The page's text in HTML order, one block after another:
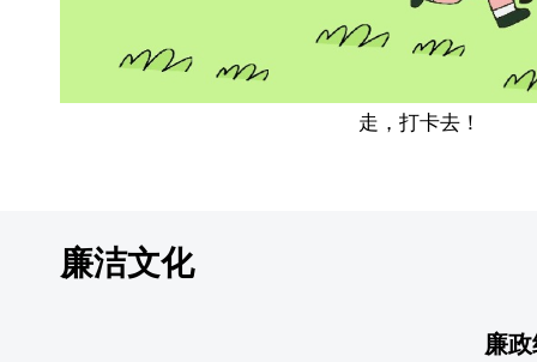
走，打卡去！
廉洁文化
廉